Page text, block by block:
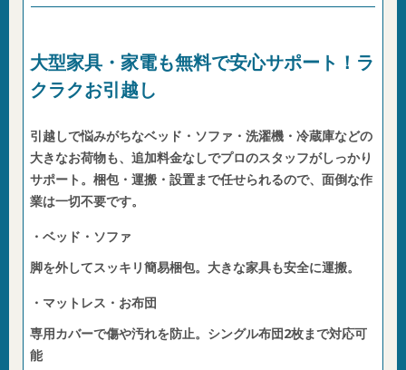
大型家具・家電も無料で安心サポート！ラ
クラクお引越し
引越しで悩みがちなベッド・ソファ・洗濯機・冷蔵庫などの
大きなお荷物も、追加料金なしでプロのスタッフがしっかり
サポート。梱包・運搬・設置まで任せられるので、面倒な作
業は一切不要です。
・ベッド・ソファ
脚を外してスッキリ簡易梱包。大きな家具も安全に運搬。
・マットレス・お布団
専用カバーで傷や汚れを防止。シングル布団2枚まで対応可
能